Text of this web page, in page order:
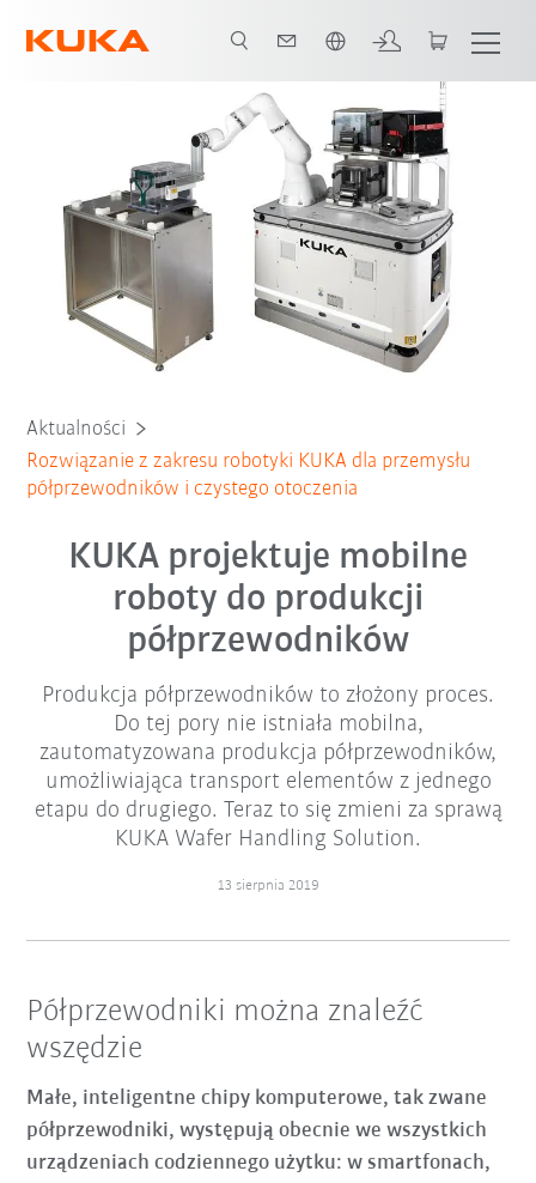
Aktualności
Rozwiązanie z zakresu robotyki KUKA dla przemysłu
półprzewodników i czystego otoczenia
KUKA projektuje mobilne
roboty do produkcji
półprzewodników
Produkcja półprzewodników to złożony proces.
Do tej pory nie istniała mobilna,
zautomatyzowana produkcja półprzewodników,
umożliwiająca transport elementów z jednego
etapu do drugiego. Teraz to się zmieni za sprawą
KUKA Wafer Handling Solution.
13 sierpnia 2019
Półprzewodniki można znaleźć
wszędzie
Małe, inteligentne chipy komputerowe, tak zwane
półprzewodniki, występują obecnie we wszystkich
urządzeniach codziennego użytku: w smartfonach,